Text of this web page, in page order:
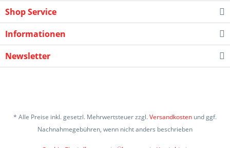
Shop Service
Informationen
Newsletter
* Alle Preise inkl. gesetzl. Mehrwertsteuer zzgl.Versandkosten und ggf.
Nachnahmegebühren, wenn nicht anders beschrieben